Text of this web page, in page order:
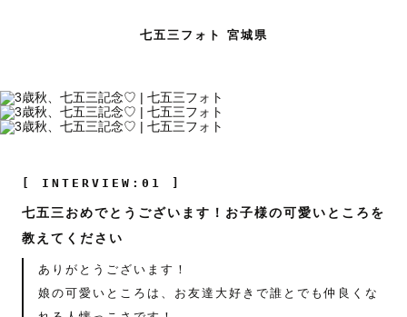
七五三フォト 宮城県
[ INTERVIEW:01 ]
七五三おめでとうございます！お子様の可愛いところを
教えてください
ありがとうございます！
娘の可愛いところは、お友達大好きで誰とでも仲良くな